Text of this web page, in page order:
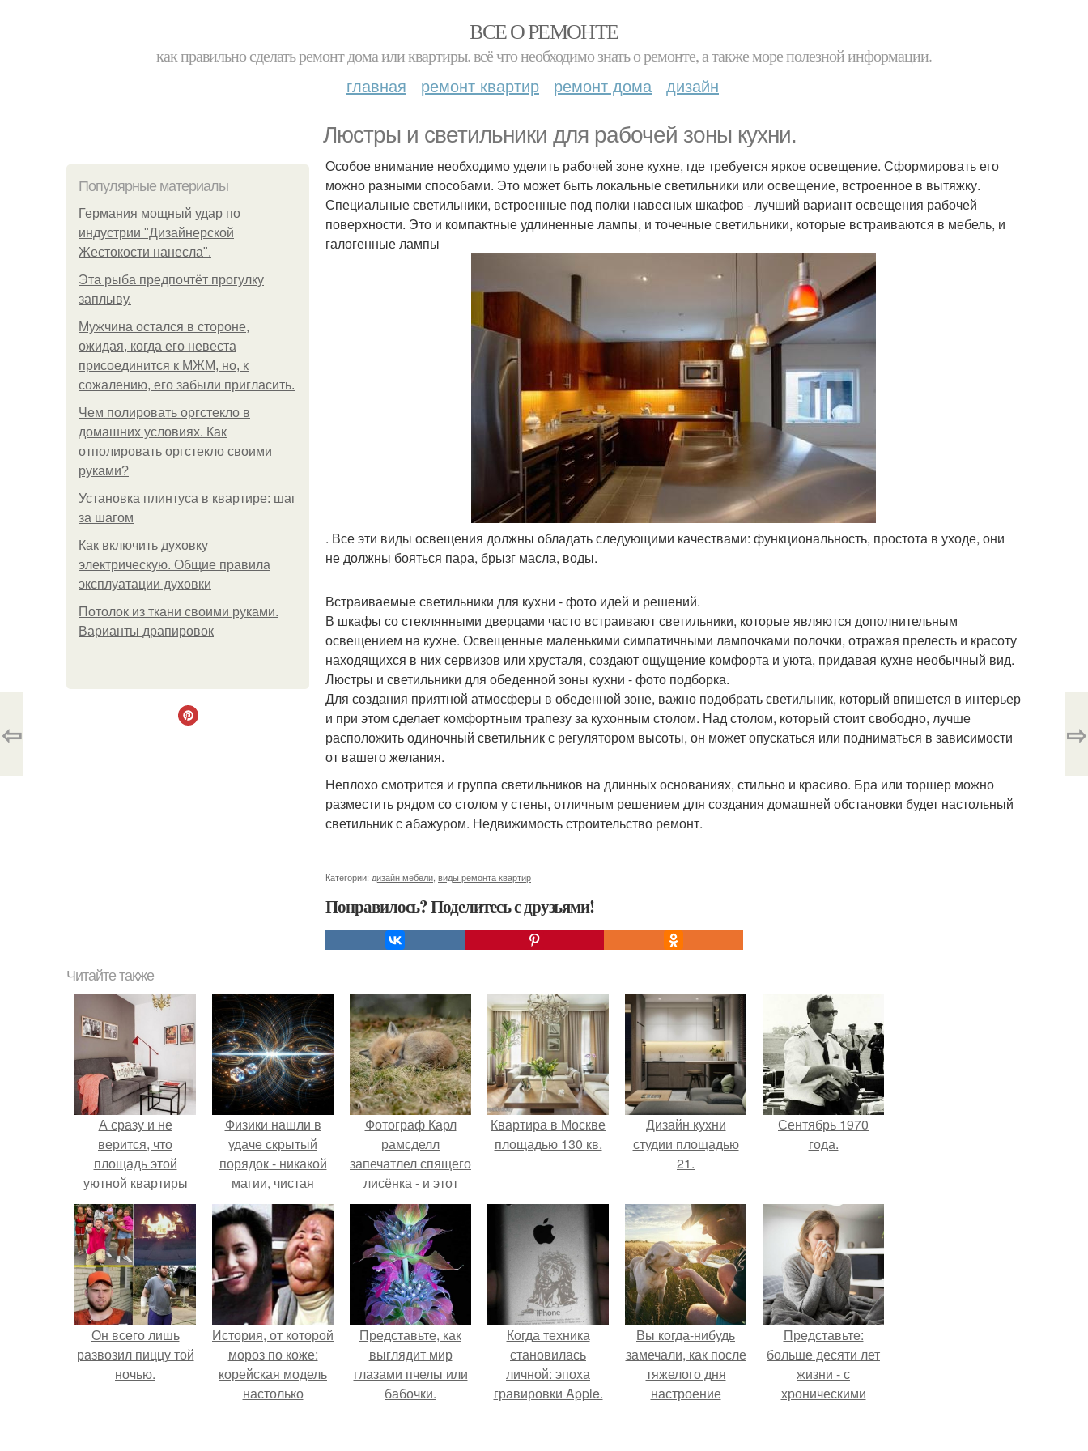
ВСЕ О РЕМОНТЕ
как правильно сделать ремонт дома или квартиры. всё что необходимо знать о ремонте, а также море полезной информации.
главная ремонт квартир ремонт дома дизайн
Люстры и светильники для рабочей зоны кухни.
Популярные материалы
Германия мощный удар по
индустрии "Дизайнерской
Жестокости нанесла".
Эта рыба предпочтёт прогулку
заплыву.
Мужчина остался в стороне,
ожидая, когда его невеста
присоединится к МЖМ, но, к
сожалению, его забыли пригласить.
Чем полировать оргстекло в
домашних условиях. Как
отполировать оргстекло своими
руками?
Установка плинтуса в квартире: шаг
за шагом
Как включить духовку
электрическую. Общие правила
эксплуатации духовки
Потолок из ткани своими руками.
Варианты драпировок
Особое внимание необходимо уделить рабочей зоне кухне, где требуется яркое освещение. Сформировать его
можно разными способами. Это может быть локальные светильники или освещение, встроенное в вытяжку.
Специальные светильники, встроенные под полки навесных шкафов - лучший вариант освещения рабочей
поверхности. Это и компактные удлиненные лампы, и точечные светильники, которые встраиваются в мебель, и
галогенные лампы
. Все эти виды освещения должны обладать следующими качествами: функциональность, простота в уходе, они
не должны бояться пара, брызг масла, воды.
Встраиваемые светильники для кухни - фото идей и решений.
В шкафы со стеклянными дверцами часто встраивают светильники, которые являются дополнительным
освещением на кухне. Освещенные маленькими симпатичными лампочками полочки, отражая прелесть и красоту
находящихся в них сервизов или хрусталя, создают ощущение комфорта и уюта, придавая кухне необычный вид.
Люстры и светильники для обеденной зоны кухни - фото подборка.
Для создания приятной атмосферы в обеденной зоне, важно подобрать светильник, который впишется в интерьер
и при этом сделает комфортным трапезу за кухонным столом. Над столом, который стоит свободно, лучше
расположить одиночный светильник с регулятором высоты, он может опускаться или подниматься в зависимости
от вашего желания.
Неплохо смотрится и группа светильников на длинных основаниях, стильно и красиво. Бра или торшер можно
разместить рядом со столом у стены, отличным решением для создания домашней обстановки будет настольный
светильник с абажуром. Недвижимость строительство ремонт.
Категории: дизайн мебели виды ремонта квартир
Понравилось? Поделитесь с друзьями!
⇦ ⇨
Читайте также
А сразу и не
верится, что
площадь этой
уютной квартиры
всего 45 м.
Физики нашли в
удаче скрытый
порядок - никакой
магии, чистая
квантовая
механика.
Фотограф Карл
рамсделл
запечатлел спящего
лисёнка - и этот
кадр способен
растопить даже
самое суровое
сердце.
Квартира в Москве
площадью 130 кв.
Дизайн кухни
студии площадью
21.
Сентябрь 1970
года.
Он всего лишь
развозил пиццу той
ночью.
История, от которой
мороз по коже:
корейская модель
настолько
Представьте, как
выглядит мир
глазами пчелы или
бабочки.
Когда техника
становилась
личной: эпоха
гравировки Apple.
Вы когда-нибудь
замечали, как после
тяжелого дня
настроение
Представьте:
больше десяти лет
жизни - с
хроническими